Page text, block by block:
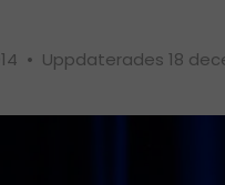
• Uppdaterades 18